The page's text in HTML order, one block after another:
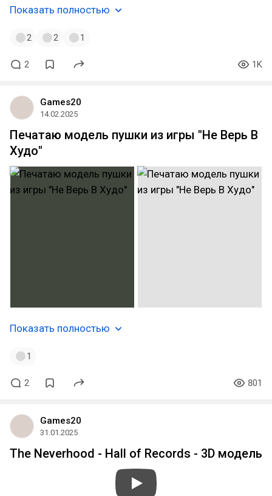
Показать полностью
2 2 1
2 1K
Games20
14.02.2025
Печатаю модель пушки из игры "Не Верь В
Худо"
Показать полностью
1
2 801
Games20
31.01.2025
The Neverhood - Hall of Records - 3D модель